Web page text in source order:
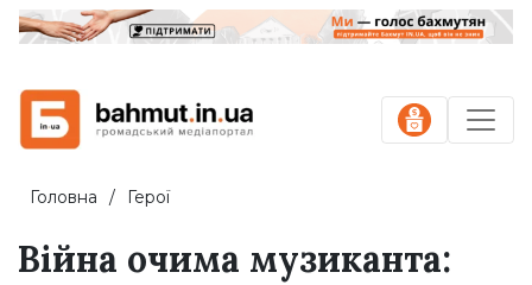
Головна Герої
Війна очима музиканта: